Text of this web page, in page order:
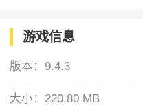
游戏信息
版本： 9.4.3
大小： 220.80 MB